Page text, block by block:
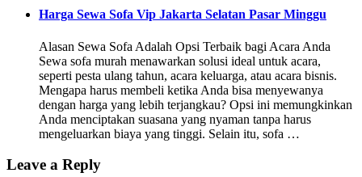
Harga Sewa Sofa Vip Jakarta Selatan Pasar Minggu
Alasan Sewa Sofa Adalah Opsi Terbaik bagi Acara Anda
Sewa sofa murah menawarkan solusi ideal untuk acara,
seperti pesta ulang tahun, acara keluarga, atau acara bisnis.
Mengapa harus membeli ketika Anda bisa menyewanya
dengan harga yang lebih terjangkau? Opsi ini memungkinkan
Anda menciptakan suasana yang nyaman tanpa harus
mengeluarkan biaya yang tinggi. Selain itu, sofa …
Leave a Reply